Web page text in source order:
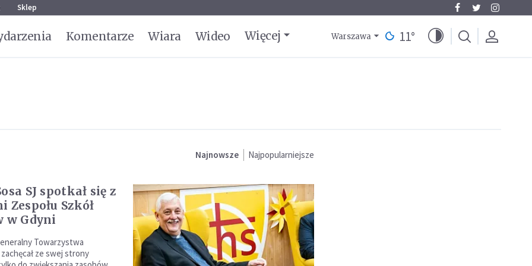
Sklep
Komentarze Wiara Wideo Więcej Warszawa 11°
Najnowsze Najpopularniejsze
SJ spotkał się z
Zespołu Szkół
w Gdyni
Towarzystwa
ze swej strony